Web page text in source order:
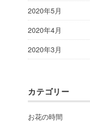
2020年5月
2020年4月
2020年3月
カテゴリー
お花の時間